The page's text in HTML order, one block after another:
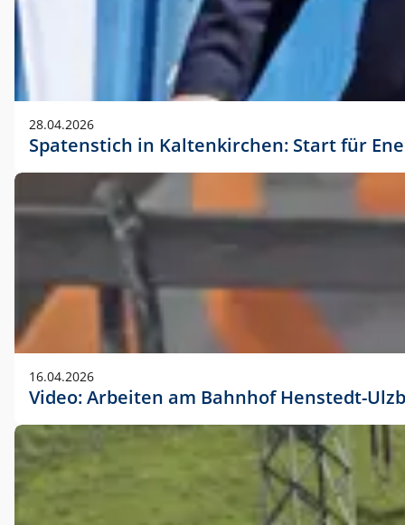
28.04.2026
Spatenstich in Kaltenkirchen: Start für
16.04.2026
Video: Arbeiten am Bahnhof Henstedt-